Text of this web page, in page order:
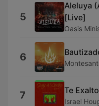
5
Aleluya
[Live]
Oasis
6
7 Te Exalto
Israel